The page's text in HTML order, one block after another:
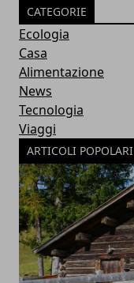
CATEGORIE
Ecologia
Casa
Alimentazione
News
Tecnologia
Viaggi
ARTICOLI POPOLARI